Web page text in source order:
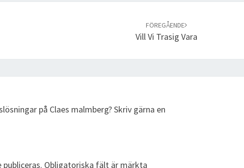
FÖREGÅENDE
Vill Vi Trasig Vara
på Claes malmberg? Skriv gärna en
Obligatoriska fält är märkta